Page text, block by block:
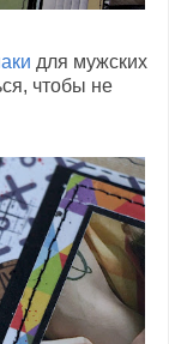
для мужских
чтобы не